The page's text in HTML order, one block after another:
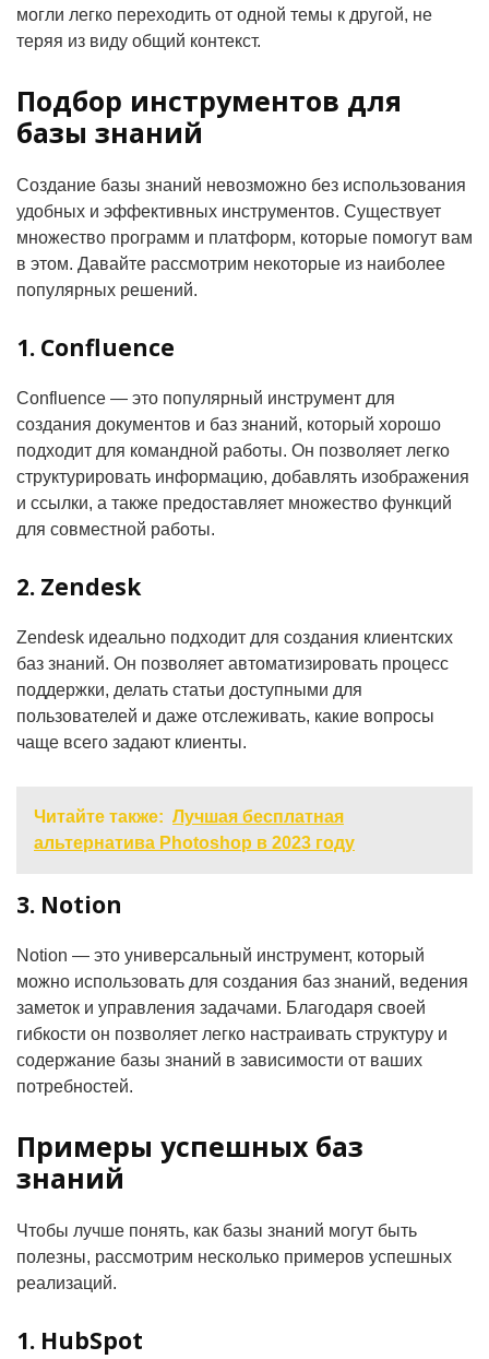
могли легко переходить от одной темы к другой, не
теряя из виду общий контекст.
Подбор инструментов для
базы знаний
Создание базы знаний невозможно без использования
удобных и эффективных инструментов. Существует
множество программ и платформ, которые помогут вам
в этом. Давайте рассмотрим некоторые из наиболее
популярных решений.
1. Confluence
Confluence — это популярный инструмент для
создания документов и баз знаний, который хорошо
подходит для командной работы. Он позволяет легко
структурировать информацию, добавлять изображения
и ссылки, а также предоставляет множество функций
для совместной работы.
2. Zendesk
Zendesk идеально подходит для создания клиентских
баз знаний. Он позволяет автоматизировать процесс
поддержки, делать статьи доступными для
пользователей и даже отслеживать, какие вопросы
чаще всего задают клиенты.
Читайте также: Лучшая бесплатная
альтернатива Photoshop в 2023 году
3. Notion
Notion — это универсальный инструмент, который
можно использовать для создания баз знаний, ведения
заметок и управления задачами. Благодаря своей
гибкости он позволяет легко настраивать структуру и
содержание базы знаний в зависимости от ваших
потребностей.
Примеры успешных баз
знаний
Чтобы лучше понять, как базы знаний могут быть
полезны, рассмотрим несколько примеров успешных
реализаций.
1. HubSpot